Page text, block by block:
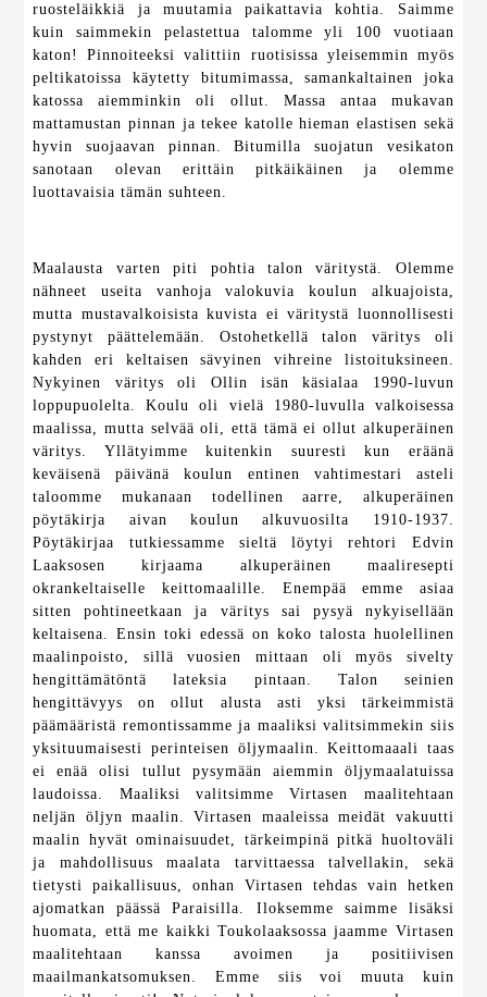
ruosteläikkiä ja muutamia paikattavia kohtia. Saimme
kuin saimmekin pelastettua talomme yli 100 vuotiaan
katon! Pinnoiteeksi valittiin ruotisissa yleisemmin myös
peltikatoissa käytetty bitumimassa, samankaltainen joka
katossa aiemminkin oli ollut. Massa antaa mukavan
mattamustan pinnan ja tekee katolle hieman elastisen sekä
hyvin suojaavan pinnan. Bitumilla suojatun vesikaton
sanotaan olevan erittäin pitkäikäinen ja olemme
luottavaisia tämän suhteen.
Maalausta varten piti pohtia talon väritystä. Olemme
nähneet useita vanhoja valokuvia koulun alkuajoista,
mutta mustavalkoisista kuvista ei väritystä luonnollisesti
pystynyt päättelemään. Ostohetkellä talon väritys oli
kahden eri keltaisen sävyinen vihreine listoituksineen.
Nykyinen väritys oli Ollin isän käsialaa 1990-luvun
loppupuolelta. Koulu oli vielä 1980-luvulla valkoisessa
maalissa, mutta selvää oli, että tämä ei ollut alkuperäinen
väritys. Yllätyimme kuitenkin suuresti kun eräänä
keväisenä päivänä koulun entinen vahtimestari asteli
taloomme mukanaan todellinen aarre, alkuperäinen
pöytäkirja aivan koulun alkuvuosilta 1910-1937.
Pöytäkirjaa tutkiessamme sieltä löytyi rehtori Edvin
Laaksosen kirjaama alkuperäinen maaliresepti
okrankeltaiselle keittomaalille. Enempää emme asiaa
sitten pohtineetkaan ja väritys sai pysyä nykyisellään
keltaisena. Ensin toki edessä on koko talosta huolellinen
maalinpoisto, sillä vuosien mittaan oli myös sivelty
hengittämätöntä lateksia pintaan. Talon seinien
hengittävyys on ollut alusta asti yksi tärkeimmistä
päämääristä remontissamme ja maaliksi valitsimmekin siis
yksituumaisesti perinteisen öljymaalin. Keittomaaali taas
ei enää olisi tullut pysymään aiemmin öljymaalatuissa
laudoissa. Maaliksi valitsimme Virtasen maalitehtaan
neljän öljyn maalin. Virtasen maaleissa meidät vakuutti
maalin hyvät ominaisuudet, tärkeimpinä pitkä huoltoväli
ja mahdollisuus maalata tarvittaessa talvellakin, sekä
tietysti paikallisuus, onhan Virtasen tehdas vain hetken
ajomatkan päässä Paraisilla. Iloksemme saimme lisäksi
huomata, että me kaikki Toukolaaksossa jaamme Virtasen
maalitehtaan kanssa avoimen ja positiivisen
maailmankatsomuksen. Emme siis voi muuta kuin